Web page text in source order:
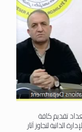
تقديم كافة
لتجاوز آثار